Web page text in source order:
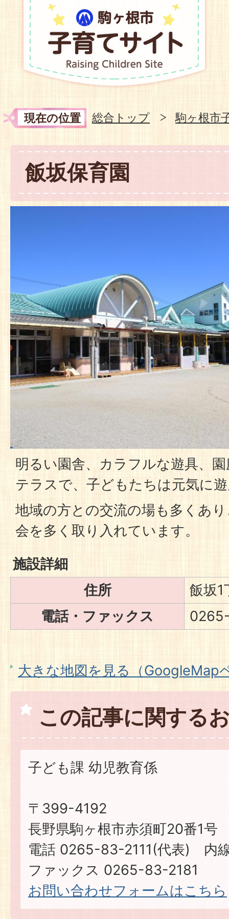
現在の位置 総合トップ 駒ヶ根市
飯坂保育園
明るい園舎、カラフルな遊具、
テラスで、子どもたちは元気に
地域の方との交流の場も多くあ
会を多く取り入れています。
施設詳細
住所
飯坂
電話・ファックス
大きな地図を見る（GoogleMap
この記事に関する
子ども課 幼児教育係
〒399-4192
長野県駒ヶ根市赤須町20番1号
電話 0265-83-2111(代表) 内
ファックス 0265-83-2181
お問い合わせフォームはこちら